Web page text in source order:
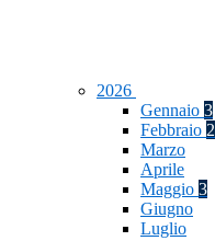
2026
Gennaio 3
Febbraio 2
Marzo
Aprile
Maggio 3
Giugno
Luglio